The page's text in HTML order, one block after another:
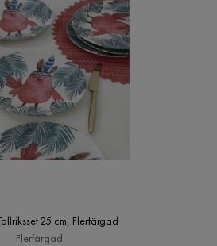
25 cm, Flerfärgad
Flerfärgad